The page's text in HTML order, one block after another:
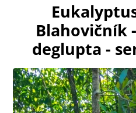
Blahovičník
deglupta -